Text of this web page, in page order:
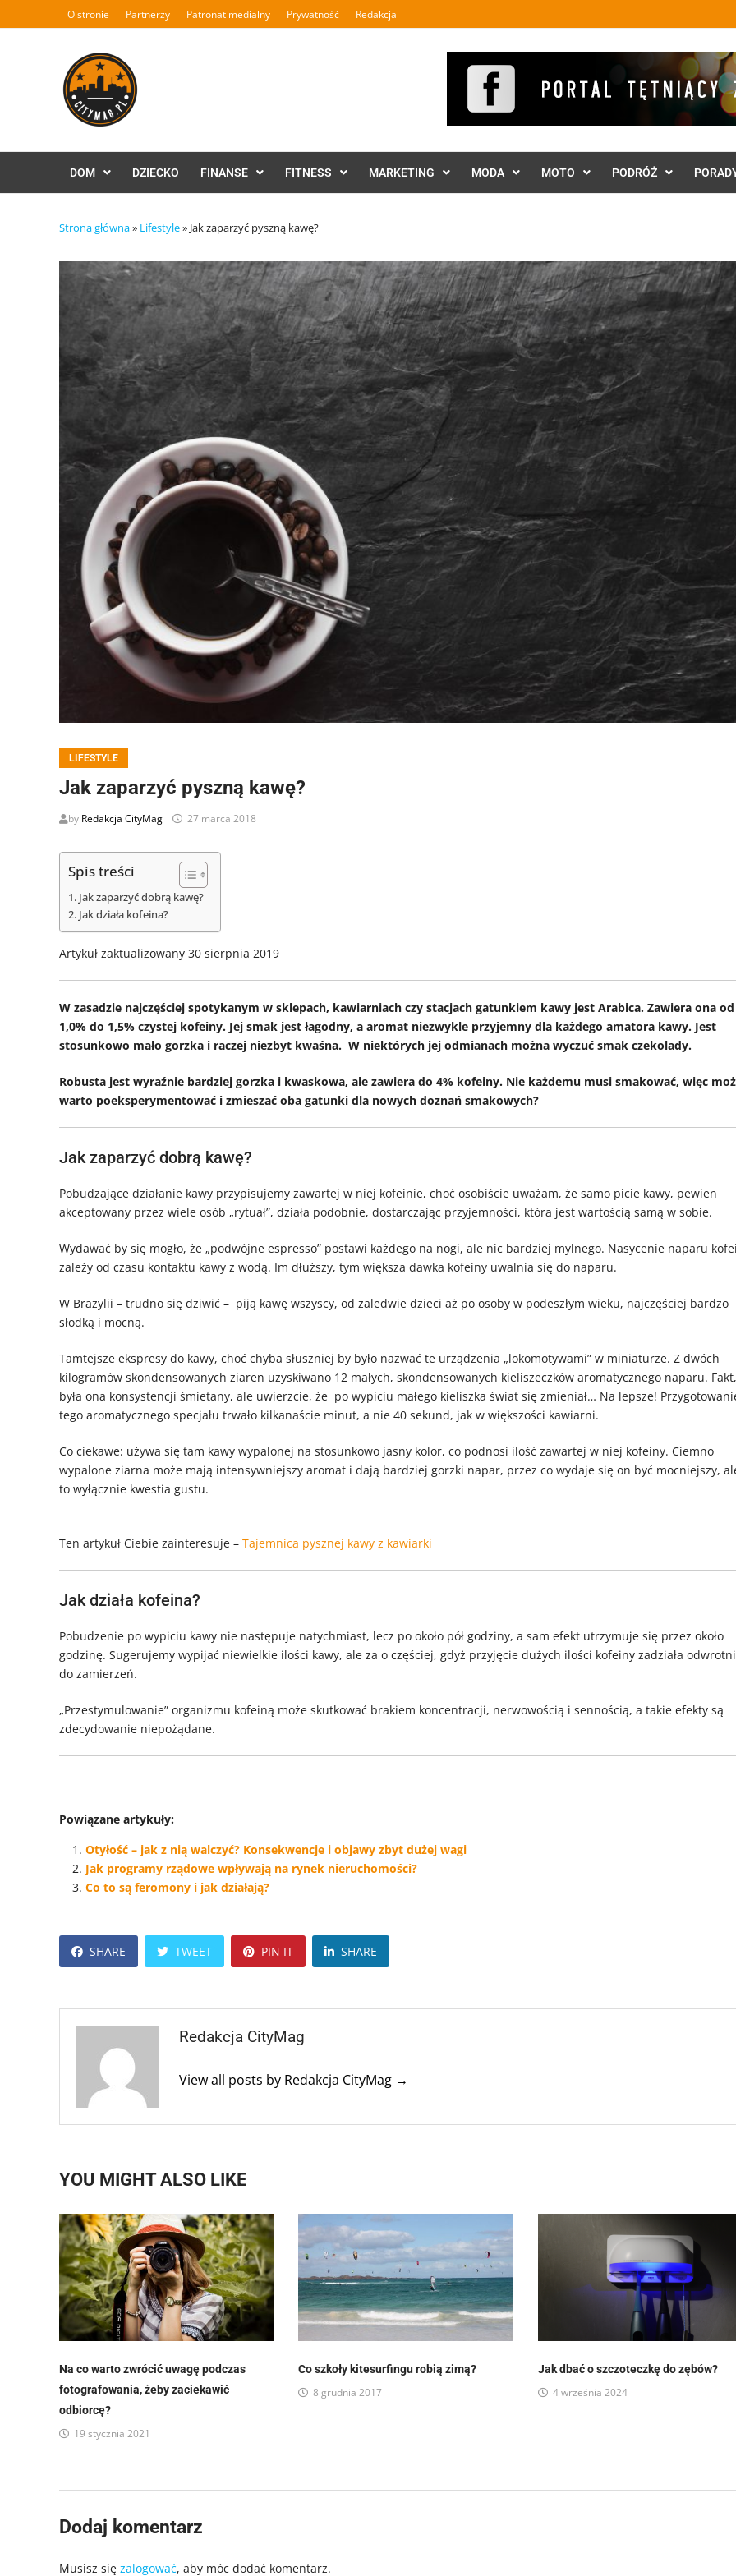
to
O stronie Partnerzy Patronat medialny Prywatność Redakcja
DOM DZIECKO FINANSE FITNESS MARKETING MODA MOTO PODRÓŻ
Strona główna» Lifestyle» Jak zaparzyć pyszną kawę?
LIFESTYLE
Jak zaparzyć pyszną kawę?
by Redakcja CityMag 27 marca 2018
Spis treści
Jak zaparzyć dobrą kawę?
Jak działa kofeina?
Artykuł zaktualizowany 30 sierpnia 2019
W zasadzie najczęściej spotykanym w sklepach, kawiarniach czy stacjach gatunkiem kawy jest Arabica. Zawiera ona od
1,0% do 1,5% czystej kofeiny. Jej smak jest łagodny, a aromat niezwykle przyjemny dla każdego amatora kawy. Jest
stosunkowo mało gorzka i raczej niezbyt kwaśna. W niektórych jej odmianach można wyczuć smak czekolady.
Robusta jest wyraźnie bardziej gorzka i kwaskowa, ale zawiera do 4% kofeiny. Nie każdemu musi smakować, więc
warto poeksperymentować i zmieszać oba gatunki dla nowych doznań smakowych?
Jak zaparzyć dobrą kawę?
Pobudzające działanie kawy przypisujemy zawartej w niej kofeinie, choć osobiście uważam, że samo picie kawy, pewien
akceptowany przez wiele osób „rytuał”, działa podobnie, dostarczając przyjemności, która jest wartością samą w sobie.
Wydawać by się mogło, że „podwójne espresso” postawi każdego na nogi, ale nic bardziej mylnego. Nasycenie naparu
zależy od czasu kontaktu kawy z wodą. Im dłuższy, tym większa dawka kofeiny uwalnia się do naparu.
W Brazylii – trudno się dziwić – piją kawę wszyscy, od zaledwie dzieci aż po osoby w podeszłym wieku, najczęściej bardzo
słodką i mocną.
Tamtejsze ekspresy do kawy, choć chyba słuszniej by było nazwać te urządzenia „lokomotywami” w miniaturze. Z dwóch
kilogramów skondensowanych ziaren uzyskiwano 12 małych, skondensowanych kieliszeczków aromatycznego naparu.
była ona konsystencji śmietany, ale uwierzcie, że po wypiciu małego kieliszka świat się zmieniał… Na lepsze!
tego aromatycznego specjału trwało kilkanaście minut, a nie 40 sekund, jak w większości kawiarni.
Co ciekawe: używa się tam kawy wypalonej na stosunkowo jasny kolor, co podnosi ilość zawartej w niej kofeiny. Ciemno
wypalone ziarna może mają intensywniejszy aromat i dają bardziej gorzki napar, przez co wydaje się on być mocniejszy,
to wyłącznie kwestia gustu.
Ten artykuł Ciebie zainteresuje – Tajemnica pysznej kawy z kawiarki
Jak działa kofeina?
Pobudzenie po wypiciu kawy nie następuje natychmiast, lecz po około pół godziny, a sam efekt utrzymuje się przez około
godzinę. Sugerujemy wypijać niewielkie ilości kawy, ale za o częściej, gdyż przyjęcie dużych ilości kofeiny zadziała
do zamierzeń.
„Przestymulowanie” organizmu kofeiną może skutkować brakiem koncentracji, nerwowością i sennością, a takie efekty są
zdecydowanie niepożądane.
Powiązane artykuły:
Otyłość – jak z nią walczyć? Konsekwencje i objawy zbyt dużej wagi
Jak programy rządowe wpływają na rynek nieruchomości?
Co to są feromony i jak działają?
SHARE TWEET PIN IT SHARE
Redakcja CityMag
View all posts by Redakcja CityMag →
YOU MIGHT ALSO LIKE
Na co warto zwrócić uwagę podczas
fotografowania, żeby zaciekawić
odbiorcę?
19 stycznia 2021
Co szkoły kitesurfingu robią zimą?
8 grudnia 2017
Jak dbać o szczoteczkę do zębów?
4 września 2024
Dodaj komentarz
Musisz się zalogować, aby móc dodać komentarz.